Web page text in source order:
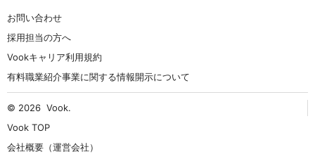
お問い合わせ
採用担当の方へ
Vookキャリア利用規約
有料職業紹介事業に関する情報開示について
© 2026 Vook.
Vook TOP
会社概要（運営会社）